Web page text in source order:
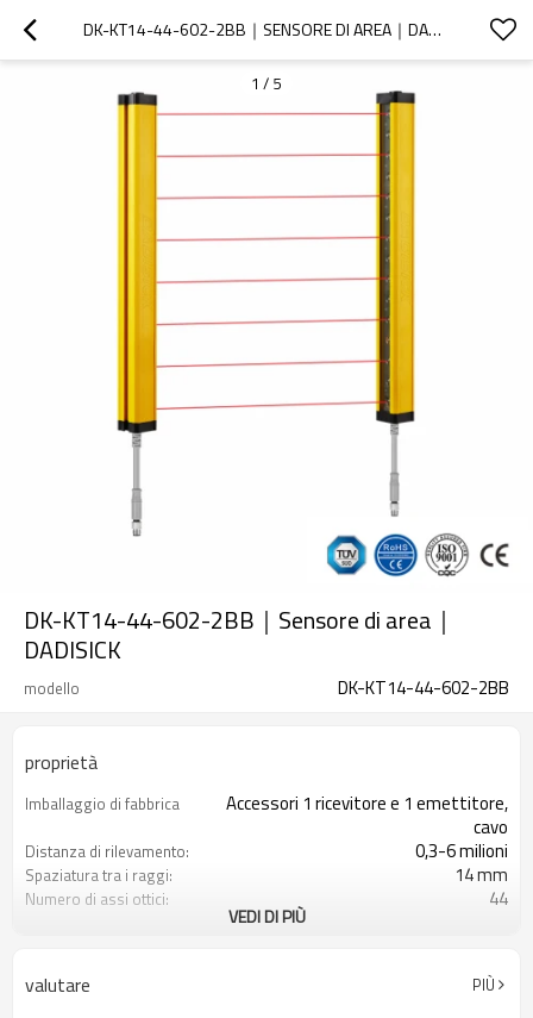
DK-KT14-44-602-2BB｜SENSORE DI AREA｜DADISICK
1 / 5
DK-KT14-44-602-2BB｜Sensore di area｜
DADISICK
modello DK-KT14-44-602-2BB
proprietà
Imballaggio di fabbrica
Accessori 1 ricevitore e 1 emettitore,
cavo
Distanza di rilevamento: 0,3-6 milioni
Spaziatura tra i raggi: 14 mm
Numero di assi ottici: 44
Spina di interfaccia Dotato di connettore M8
VEDI DI PIÙ
valutare PIÙ